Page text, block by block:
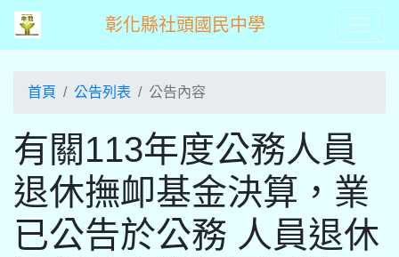
彰化縣社頭國民中學
首頁 公告列表 公告內容
有關113年度公務人員
退休撫卹基金決算，業
已公告於公務 人員退休